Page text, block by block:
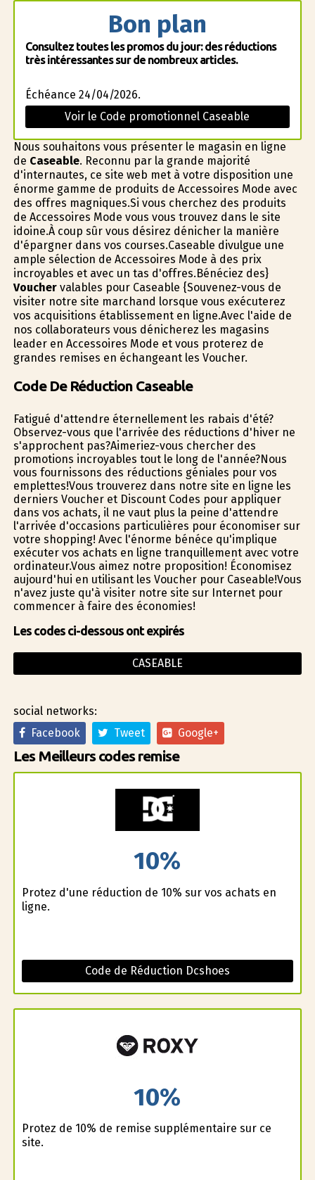
Bon plan
Consultez toutes les promos du jour: des réductions
très intéressantes sur de nombreux articles.
Échéance 24/04/2026.
Voir le Code promotionnel Caseable
Nous souhaitons vous présenter le magasin en ligne
de Caseable. Reconnu par la grande majorité
d'internautes, ce site web met à votre disposition une
énorme gamme de produits de Accessoires Mode avec
des offres magnifiques.Si vous cherchez des produits
de Accessoires Mode vous vous trouvez dans le site
idoine.À coup sûr vous désirez dénicher la manière
d'épargner dans vos courses.Caseable divulgue une
ample sélection de Accessoires Mode à des prix
incroyables et avec un tas d'offres.Bénéficiez des}
Vouchervalables pour Caseable {Souvenez-vous de
visiter notre site marchand lorsque vous exécuterez
vos acquisitions établissement en ligne.Avec l'aide de
nos collaborateurs vous dénicherez les magasins
leader en Accessoires Mode et vous profiterez de
grandes remises en échangeant les Voucher.
Code De Réduction Caseable
Fatigué d'attendre éternellement les rabais d'été?
Observez-vous que l'arrivée des réductions d'hiver ne
s'approchent pas?Aimeriez-vous chercher des
promotions incroyables tout le long de l'année?Nous
vous fournissons des réductions géniales pour vos
emplettes!Vous trouverez dans notre site en ligne les
derniers Voucher et Discount Codes pour appliquer
dans vos achats, il ne vaut plus la peine d'attendre
l'arrivée d'occasions particulières pour économiser sur
votre shopping! Avec l'énorme bénéfice qu'implique
exécuter vos achats en ligne tranquillement avec votre
ordinateur.Vous aimez notre proposition! Économisez
aujourd'hui en utilisant les Voucher pour Caseable!Vous
n'avez juste qu'à visiter notre site sur Internet pour
commencer à faire des économies!
Les codes ci-dessous ont expirés
CASEABLE
social networks:
Facebook
Tweet Google+
Les Meilleurs codes remise
10%
Profitez d'une réduction de 10% sur vos achats en
ligne.
Code de Réduction Dcshoes
10%
Profitez de 10% de remise supplémentaire sur ce
site.